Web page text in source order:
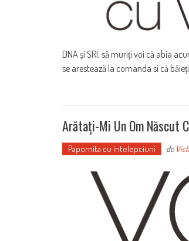
DNA și SRI, să muriți voi că abia
se arestează la comanda si că
Arătați-Mi Un Om Născut
Papornita cu intelepciuni de